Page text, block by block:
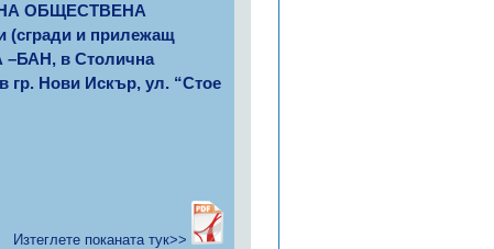
ОБЩЕСТВЕНА
(сгради и прилежащ
–БАН, в Столична
Нови Искър, ул. “Стое
Изтеглете поканата тук>>